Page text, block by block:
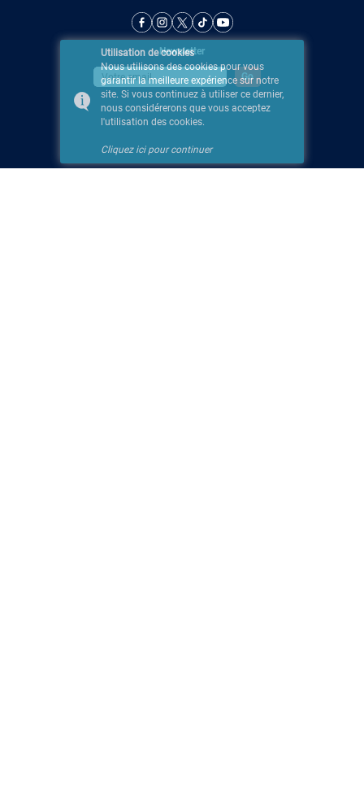
Newsletter
Utilisation de cookies
Nous utilisons des cookies pour vous
garantir la meilleure expérience sur notre
site. Si vous continuez à utiliser ce dernier,
nous considérerons que vous acceptez
l'utilisation des cookies.
Cliquez ici pour continuer